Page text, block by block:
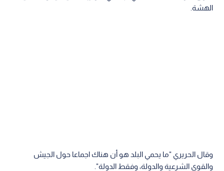
الهشة.
وقال الحريري "ما يحمي البلد هو أن هناك اجماعا حول الجيش
والقوى الشرعية والدولة، وفقط الدولة".